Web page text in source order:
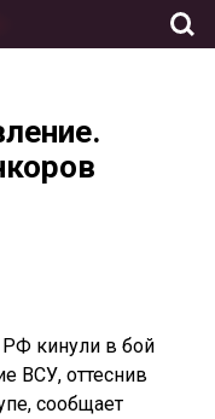
кинули в бой
ВСУ, оттеснив
сообщает